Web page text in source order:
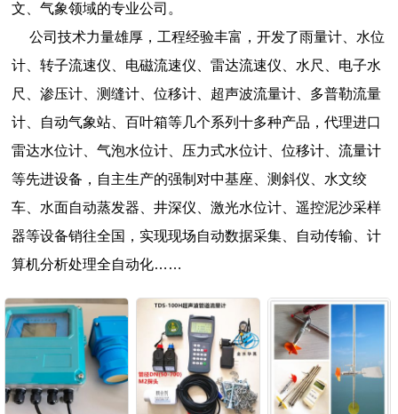
文、气象领域的专业公司。
公司技术力量雄厚，工程经验丰富，开发了雨量计、水位
计、转子流速仪、电磁流速仪、雷达流速仪、水尺、电子水
尺、渗压计、测缝计、位移计、超声波流量计、多普勒流量
计、自动气象站、百叶箱等几个系列十多种产品，代理进口
雷达水位计、气泡水位计、压力式水位计、位移计、流量计
等先进设备，自主生产的强制对中基座、测斜仪、水文绞
车、水面自动蒸发器、井深仪、激光水位计、遥控泥沙采样
器等设备销往全国，实现现场自动数据采集、自动传输、计
算机分析处理全自动化……